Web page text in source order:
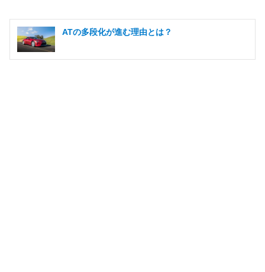
ATの多段化が進む理由とは？